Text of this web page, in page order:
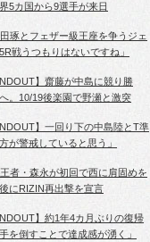
5カ国から9選手が来日
琢とフェザー級王座を争うジェ
戦うつもりはないですね」
】齋藤が中島に競り勝
。10/19後楽園で野瀬と激突
】一回り下の中島陸とT準
が警戒していると思う」
者・森永が初回で西に肩固めを
にRIZIN再出撃を宣言
】約1年4カ月ぶりの復帰
を倒すことで達成感が湧く」